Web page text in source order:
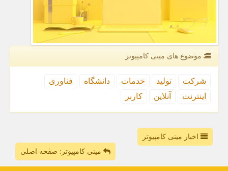
موضوع های مینی كامپیوتر
شركت تولید خدمات دانشگاه
فناوری
اینترنت
آنلاین كاربر
اخبار مینی کامپیوتر
مینی کامپیوتر: صفحه اصلی